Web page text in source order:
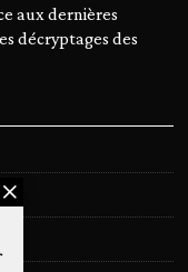
aux dernières
décryptages des